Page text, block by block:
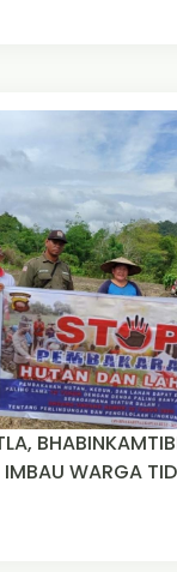
IMBAU WARGA